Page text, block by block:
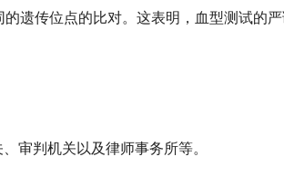
遗传位点的比对。这表明，血型测试的
审判机关以及律师事务所等。